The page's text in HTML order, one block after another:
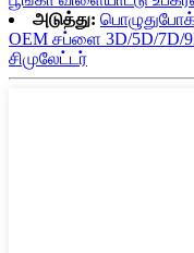
அடுத்து:
OEM சப்ளை 3D/5D/
சிமுலேட்டர்